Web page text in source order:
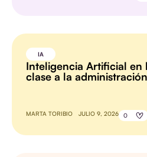
IA
Inteligencia Artificial en
clase a la administración
MARTA TORIBIO JULIO 9, 2026 0